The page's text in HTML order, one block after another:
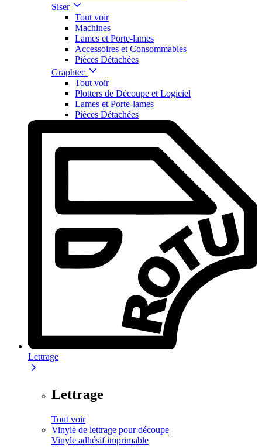
Siser
Tout voir
Machines
Lames et Porte-lames
Accessoires et Consommables
Pièces Détachées
Graphtec
Tout voir
Plotters de Découpe et Logiciel
Lames et Porte-lames
Pièces Détachées
Lettrage
Lettrage
Tout voir
Vinyle de lettrage pour découpe
Vinyle adhésif imprimable